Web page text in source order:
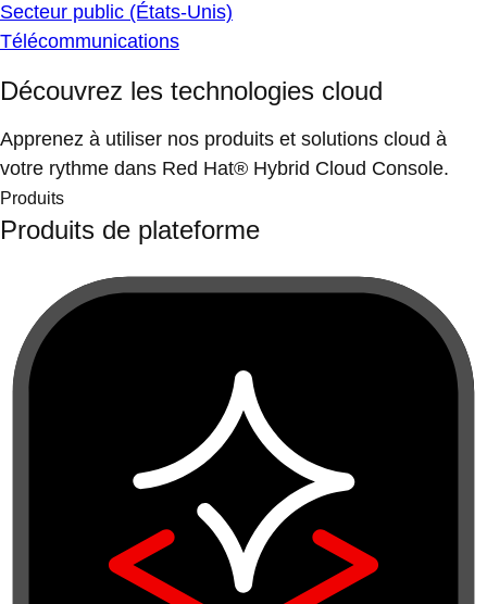
Secteur public (États-Unis)
Télécommunications
Découvrez les technologies cloud
Apprenez à utiliser nos produits et solutions cloud à
votre rythme dans Red Hat® Hybrid Cloud Console.
Produits
Produits de plateforme